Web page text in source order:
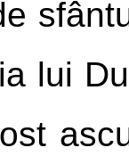
lui
fost